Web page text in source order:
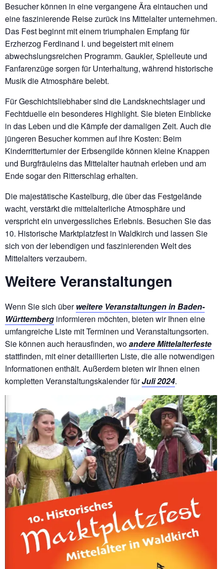
Besucher können in eine vergangene Ära eintauchen und
eine faszinierende Reise zurück ins Mittelalter unternehmen.
Das Fest beginnt mit einem triumphalen Empfang für
Erzherzog Ferdinand I. und begeistert mit einem
abwechslungsreichen Programm. Gaukler, Spielleute und
Fanfarenzüge sorgen für Unterhaltung, während historische
Musik die Atmosphäre belebt.
Für Geschichtsliebhaber sind die Landsknechtslager und
Fechtduelle ein besonderes Highlight. Sie bieten Einblicke
in das Leben und die Kämpfe der damaligen Zeit. Auch die
jüngeren Besucher kommen auf ihre Kosten: Beim
Kinderritterturnier der Erbsengilde können kleine Knappen
und Burgfräuleins das Mittelalter hautnah erleben und am
Ende sogar den Ritterschlag erhalten.
Die majestätische Kastelburg, die über das Festgelände
wacht, verstärkt die mittelalterliche Atmosphäre und
verspricht ein unvergessliches Erlebnis. Besuchen Sie das
10. Historische Marktplatzfest in Waldkirch und lassen Sie
sich von der lebendigen und faszinierenden Welt des
Mittelalters verzaubern.
Weitere Veranstaltungen
Wenn Sie sich überweitere Veranstaltungen in Baden-
Württemberg informieren möchten, bieten wir Ihnen eine
umfangreiche Liste mit Terminen und Veranstaltungsorten.
Sie können auch herausfinden, woandere Mittelalterfeste
stattfinden, mit einer detaillierten Liste, die alle notwendigen
Informationen enthält. Außerdem bieten wir Ihnen einen
kompletten Veranstaltungskalender fürJuli 2024.